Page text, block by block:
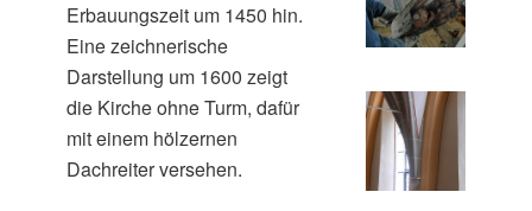
Erbauungszeit um 1450 hin.
Eine zeichnerische
Darstellung um 1600 zeigt
die Kirche ohne Turm, dafür
mit einem hölzernen
Dachreiter versehen.